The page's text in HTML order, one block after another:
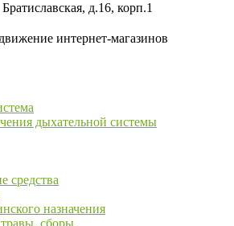
д.16, корп.1
интернет-магазинов
дыхательной системы
средства
назначения